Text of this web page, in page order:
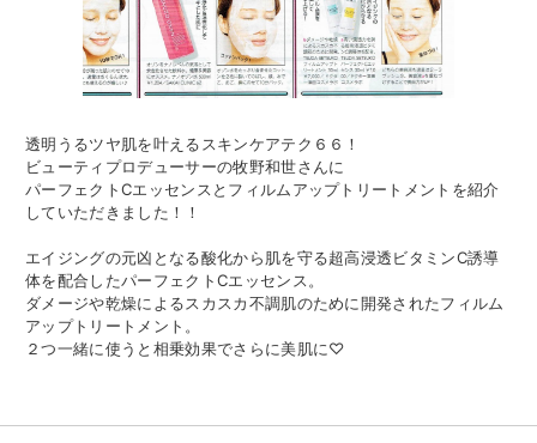
透明うるツヤ肌を叶えるスキンケアテク６６！
ビューティプロデューサーの牧野和世さんに
パーフェクトCエッセンスとフィルムアップトリートメントを紹介
していただきました！！
エイジングの元凶となる酸化から肌を守る超高浸透ビタミンC誘導
体を配合したパーフェクトCエッセンス。
ダメージや乾燥によるスカスカ不調肌のために開発されたフィルム
アップトリートメント。
２つ一緒に使うと相乗効果でさらに美肌に♡